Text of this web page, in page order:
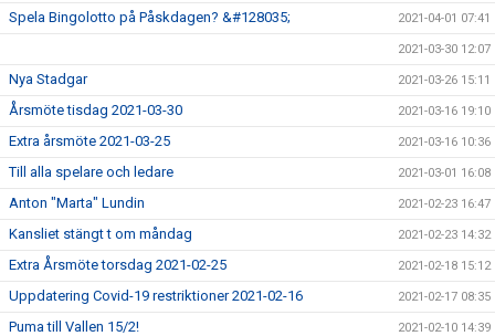
Spela Bingolotto på Påskdagen? &#128035; 2021-04-01 07:41
2021-03-30 12:07
Nya Stadgar 2021-03-26 15:11
Årsmöte tisdag 2021-03-30 2021-03-16 19:10
Extra årsmöte 2021-03-25 2021-03-16 10:36
Till alla spelare och ledare 2021-03-01 16:08
Anton "Marta" Lundin 2021-02-23 16:47
Kansliet stängt t om måndag 2021-02-23 14:32
Extra Årsmöte torsdag 2021-02-25 2021-02-18 15:12
Uppdatering Covid-19 restriktioner 2021-02-16 2021-02-17 08:35
Puma till Vallen 15/2! 2021-02-10 14:39